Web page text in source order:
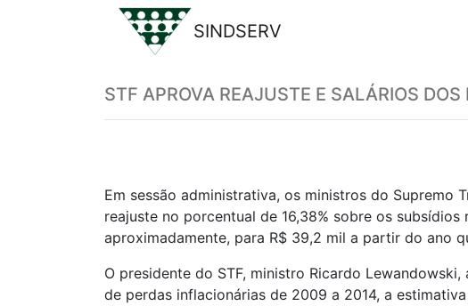
SINDSERV
STF APROVA REAJUSTE E SALÁRIOS
Em sessão administrativa, os ministros do Supremo
reajuste no porcentual de 16,38% sobre os
aproximadamente, para R$ 39,2 mil a partir do ano
O presidente do STF, ministro Ricardo
de perdas inflacionárias de 2009 a 2014, a